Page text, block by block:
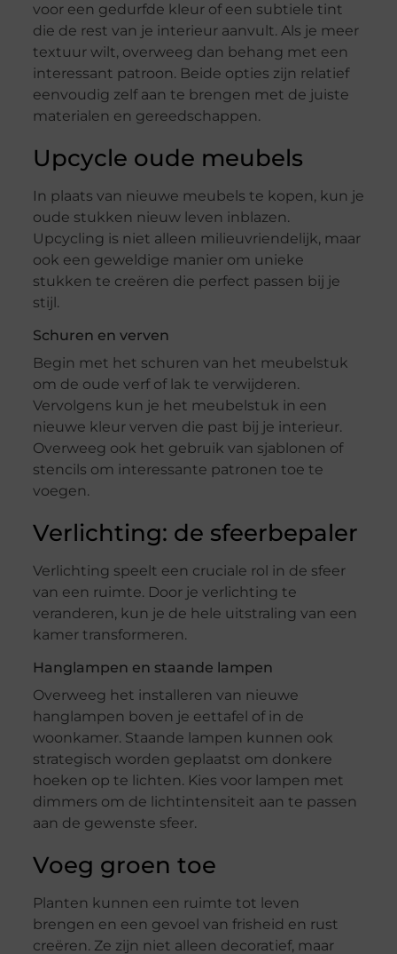
voor een gedurfde kleur of een subtiele tint
die de rest van je interieur aanvult. Als je meer
textuur wilt, overweeg dan behang met een
interessant patroon. Beide opties zijn relatief
eenvoudig zelf aan te brengen met de juiste
materialen en gereedschappen.
Upcycle oude meubels
In plaats van nieuwe meubels te kopen, kun je
oude stukken nieuw leven inblazen.
Upcycling is niet alleen milieuvriendelijk, maar
ook een geweldige manier om unieke
stukken te creëren die perfect passen bij je
stijl.
Schuren en verven
Begin met het schuren van het meubelstuk
om de oude verf of lak te verwijderen.
Vervolgens kun je het meubelstuk in een
nieuwe kleur verven die past bij je interieur.
Overweeg ook het gebruik van sjablonen of
stencils om interessante patronen toe te
voegen.
Verlichting: de sfeerbepaler
Verlichting speelt een cruciale rol in de sfeer
van een ruimte. Door je verlichting te
veranderen, kun je de hele uitstraling van een
kamer transformeren.
Hanglampen en staande lampen
Overweeg het installeren van nieuwe
hanglampen boven je eettafel of in de
woonkamer. Staande lampen kunnen ook
strategisch worden geplaatst om donkere
hoeken op te lichten. Kies voor lampen met
dimmers om de lichtintensiteit aan te passen
aan de gewenste sfeer.
Voeg groen toe
Planten kunnen een ruimte tot leven
brengen en een gevoel van frisheid en rust
creëren. Ze zijn niet alleen decoratief, maar